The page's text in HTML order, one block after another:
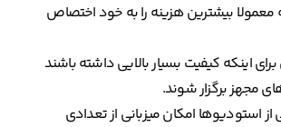
معمولا بیشترین هزینه را به خود اختصاص
اینکه کیفیت بسیار بالایی داشته باشند
مجهز برگزار شوند.
استودیوها امکان میزبانی از تعدادی